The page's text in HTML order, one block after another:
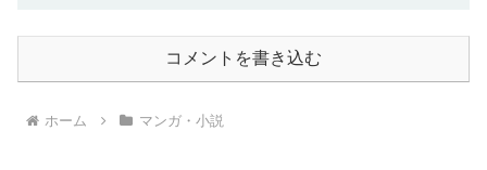
コメントを書き込む
ホーム マンガ・小説